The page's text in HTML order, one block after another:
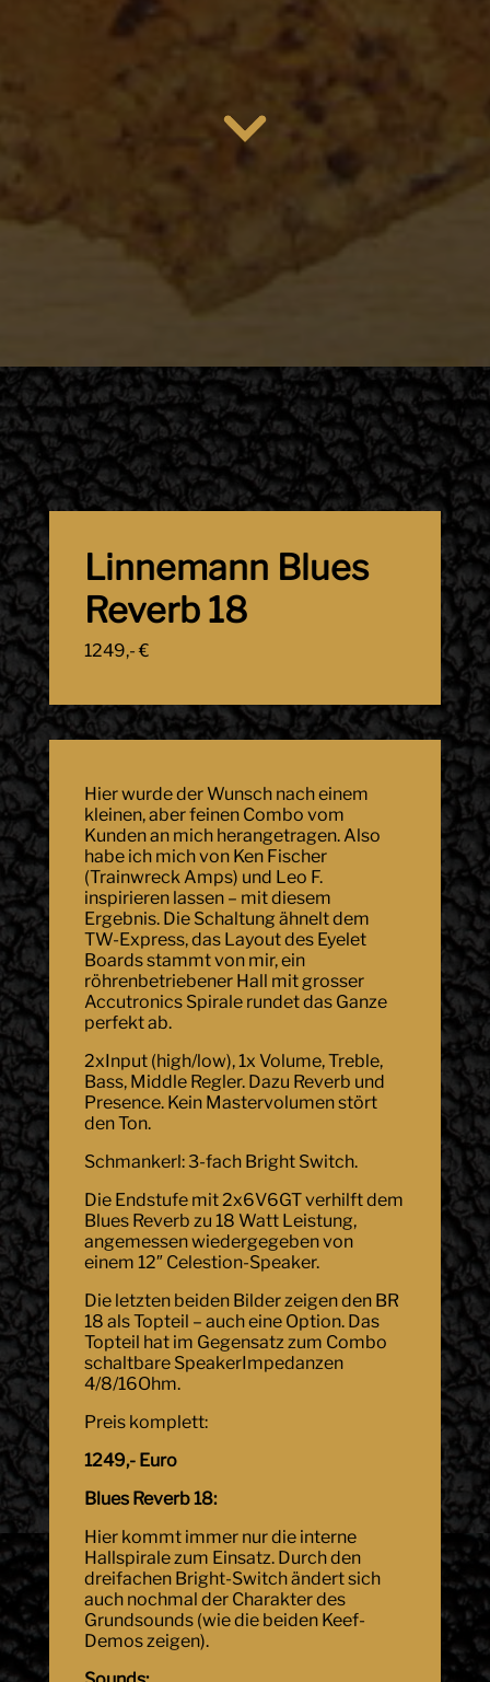
Linnemann Blues
Reverb 18
1249,- €
Hier wurde der Wunsch nach einem
kleinen, aber feinen Combo vom
Kunden an mich herangetragen. Also
habe ich mich von Ken Fischer
(Trainwreck Amps) und Leo F.
inspirieren lassen – mit diesem
Ergebnis. Die Schaltung ähnelt dem
TW-Express, das Layout des Eyelet
Boards stammt von mir, ein
röhrenbetriebener Hall mit grosser
Accutronics Spirale rundet das Ganze
perfekt ab.
2xInput (high/low), 1x Volume, Treble,
Bass, Middle Regler. Dazu Reverb und
Presence. Kein Mastervolumen stört
den Ton.
Schmankerl: 3-fach Bright Switch.
Die Endstufe mit 2x6V6GT verhilft dem
Blues Reverb zu 18 Watt Leistung,
angemessen wiedergegeben von
einem 12″ Celestion-Speaker.
Die letzten beiden Bilder zeigen den BR
18 als Topteil – auch eine Option. Das
Topteil hat im Gegensatz zum Combo
schaltbare SpeakerImpedanzen
4/8/16Ohm.
Preis komplett:
1249,- Euro
Blues Reverb 18:
Hier kommt immer nur die interne
Hallspirale zum Einsatz. Durch den
dreifachen Bright-Switch ändert sich
auch nochmal der Charakter des
Grundsounds (wie die beiden Keef-
Demos zeigen).